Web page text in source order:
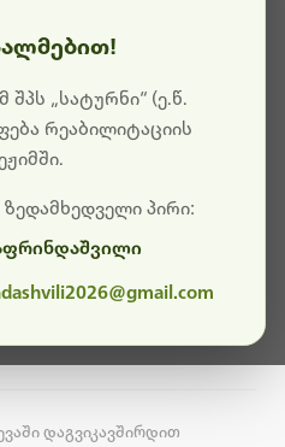
ამჟამად
და ტექნიკური
იქნება. გმადლობთ
დაგვიკავშირდით
„სატურნი“ (ე.წ.
რეაბილიტაციის
პირი: